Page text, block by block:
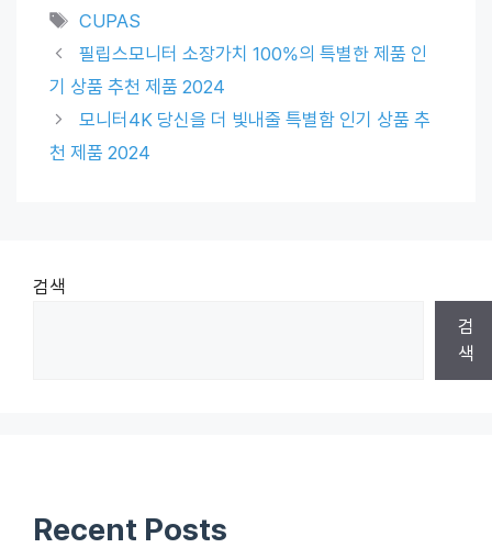
Tags
CUPAS
필립스모니터 소장가치 100%의 특별한 제품 인
기 상품 추천 제품 2024
모니터4K 당신을 더 빛내줄 특별함 인기 상품 추
천 제품 2024
검색
검
색
Recent Posts